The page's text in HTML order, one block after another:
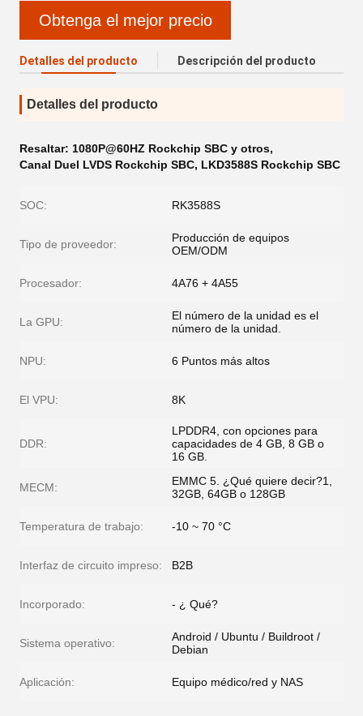
Obtenga el mejor precio
Detalles del producto Descripción del producto
Detalles del producto
Resaltar: 1080P@60HZ Rockchip SBC y otros,
Canal Duel LVDS Rockchip SBC, LKD3588S Rockchip SBC
SOC: RK3588S
Tipo de proveedor:
Producción de equipos
OEM/ODM
Procesador: 4A76 + 4A55
La GPU:
El número de la unidad es el
número de la unidad.
NPU: 6 Puntos más altos
El VPU: 8K
DDR:
LPDDR4, con opciones para
capacidades de 4 GB, 8 GB o
16 GB.
MECM:
EMMC 5. ¿Qué quiere decir?1,
32GB, 64GB o 128GB
Temperatura de trabajo: -10 ~ 70 °C
Interfaz de circuito impreso: B2B
Incorporado: - ¿ Qué?
Sistema operativo:
Android / Ubuntu / Buildroot /
Debian
Aplicación: Equipo médico/red y NAS